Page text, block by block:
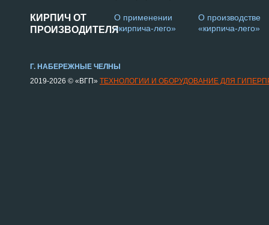
КИРПИЧ ОТ
ПРОИЗВОДИТЕЛЯ
О применении
«кирпича-лего»
О производстве
«кирпича-лего»
Г. НАБЕРЕЖНЫЕ ЧЕЛНЫ
2019-2026 © «ВГП» ТЕХНОЛОГИИ И ОБОРУДОВАНИЕ ДЛЯ